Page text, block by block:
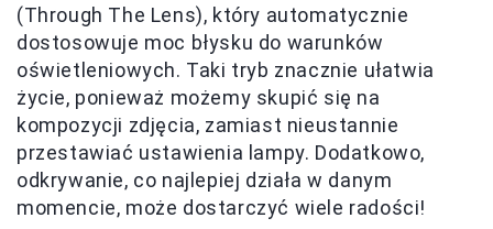
(Through The Lens), który automatycznie
dostosowuje moc błysku do warunków
oświetleniowych. Taki tryb znacznie ułatwia
życie, ponieważ możemy skupić się na
kompozycji zdjęcia, zamiast nieustannie
przestawiać ustawienia lampy. Dodatkowo,
odkrywanie, co najlepiej działa w danym
momencie, może dostarczyć wiele radości!